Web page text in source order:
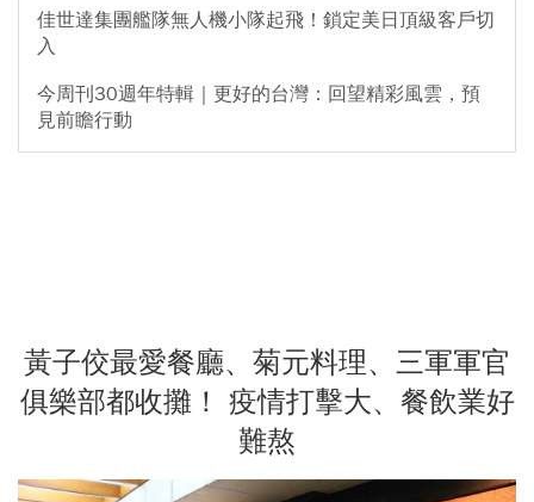
佳世達集團艦隊無人機小隊起飛！鎖定美日頂級客戶切
入
今周刊30週年特輯｜更好的台灣：回望精彩風雲，預
見前瞻行動
黃子佼最愛餐廳、菊元料理、三軍軍官
俱樂部都收攤！ 疫情打擊大、餐飲業好
難熬